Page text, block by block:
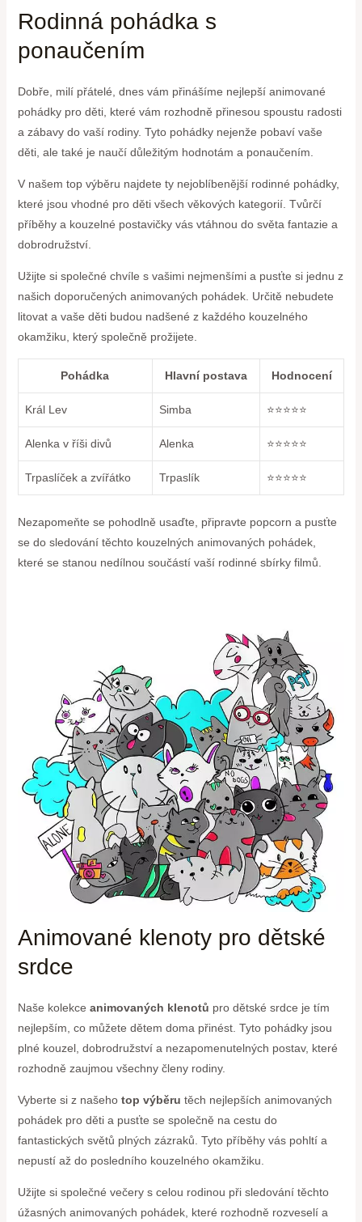
Rodinná pohádka s
ponaučením
Dobře, milí přátelé, dnes vám přinášíme‌ nejlepší animované
pohádky pro děti, které vám rozhodně‍ přinesou spoustu radosti
a zábavy do vaší rodiny.‌ Tyto pohádky nejenže pobaví vaše
děti, ale také je naučí důležitým hodnotám a⁣ ponaučením.
V našem top výběru najdete ty nejoblíbenější rodinné pohádky,
které jsou vhodné pro děti všech‌ věkových kategorií. Tvůrčí
příběhy a kouzelné postavičky vás vtáhnou do⁤ světa fantazie a
⁣dobrodružství.
Užijte si ⁤společné chvíle s vašimi nejmenšími a ⁢pusťte⁢ si jednu z
našich doporučených animovaných ‌pohádek. Určitě nebudete
litovat a vaše děti budou nadšené z‌ každého kouzelného
okamžiku, který společně prožijete.
Pohádka Hlavní postava Hodnocení
Král Lev Simba ⭐️⭐️⭐️⭐️⭐️
Alenka v říši divů Alenka ⭐️⭐️⭐️⭐️⭐️
Trpaslíček ⁤a​ zvířátko Trpaslík ⭐️⭐️⭐️⭐️⭐️
Nezapomeňte se pohodlně usaďte, ⁢připravte popcorn a pusťte
se do sledování těchto kouzelných animovaných pohádek,
které se stanou​ nedílnou součástí vaší rodinné sbírky filmů.
Animované⁢ klenoty pro dětské
srdce
Naše kolekce animovaných klenotů pro dětské srdce je tím
nejlepším,⁤ co můžete⁤ dětem doma ⁣přinést. Tyto​ pohádky jsou
plné kouzel, dobrodružství a ‌nezapomenutelných postav, které​
rozhodně zaujmou všechny členy rodiny.
Vyberte si ‌z našeho top výběru těch nejlepších animovaných
pohádek pro děti a pusťte se společně⁤ na cestu do
fantastických světů plných zázraků. Tyto příběhy vás pohltí⁣ a
nepustí ‌až do posledního‍ kouzelného okamžiku.
Užijte si ⁣společné večery s⁤ celou rodinou ‌při sledování těchto
úžasných animovaných pohádek, které rozhodně rozveselí a